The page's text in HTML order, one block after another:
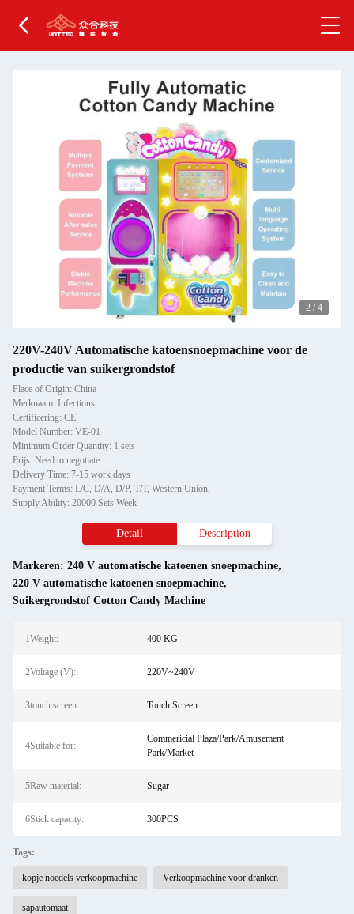
2 / 4
220V-240V Automatische katoensnoepmachine voor de
productie van suikergrondstof
Place of Origin: China
Merknaam: Infectious
Certificering: CE
Model Number: VE-01
Minimum Order Quantity: 1 sets
Prijs: Need to negotiate
Delivery Time: 7-15 work days
Payment Terms: L/C, D/A, D/P, T/T, Western Union,
Supply Ability: 20000 Sets Week
Detail Description
Markeren: 240 V automatische katoenen snoepmachine,
220 V automatische katoenen snoepmachine,
Suikergrondstof Cotton Candy Machine
1Weight: 400 KG
2Voltage (V): 220V~240V
3touch screen: Touch Screen
4Suitable for:
Commericial Plaza/Park/Amusement
Park/Market
5Raw material: Sugar
6Stick capacity: 300PCS
Tags:
kopje noedels verkoopmachine Verkoopmachine voor dranken
sapautomaat